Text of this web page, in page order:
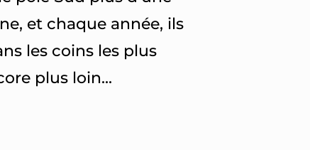
et chaque année, ils
les coins les plus
plus loin...